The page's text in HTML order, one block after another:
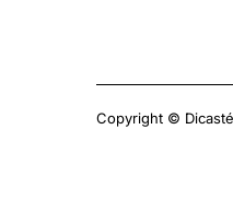
Copyright ©